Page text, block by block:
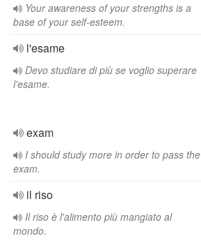
Your awareness of your strengths is a
base of your self-esteem.
l'esame
Devo studiare di più se voglio superare
l'esame.
exam
I should study more in order to pass the
exam.
il riso
Il riso è l'alimento più mangiato al
mondo.